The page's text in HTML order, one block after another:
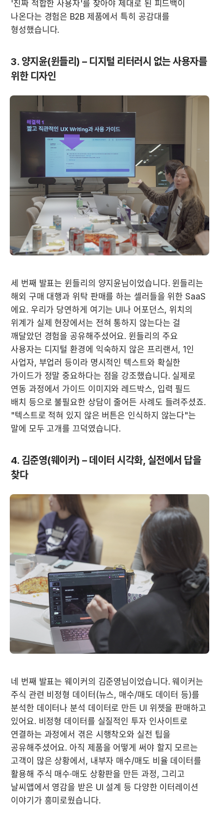
'진짜 적합한 사용자'를 찾아야 제대로 된 피드백이
나온다는 경험은 B2B 제품에서 특히 공감대를
형성했습니다.
3. 양지윤(윈들리) – 디지털 리터러시 없는 사용자를
위한 디자인
세 번째 발표는 윈들리의 양지윤님이었습니다. 윈들리는
해외 구매 대행과 위탁 판매를 하는 셀러들을 위한 SaaS
에요. 우리가 당연하게 여기는 UI나 어포던스, 위치의
위계가 실제 현장에서는 전혀 통하지 않는다는 걸
깨달았던 경험을 공유해주셨어요. 윈들리의 주요
사용자는 디지털 환경에 익숙하지 않은 프리랜서, 1인
사업자, 부업러 등이라 명시적인 텍스트와 확실한
가이드가 정말 중요하다는 점을 강조했습니다. 실제로
연동 과정에서 가이드 이미지와 레드박스, 입력 필드
배치 등으로 불필요한 상담이 줄어든 사례도 들려주셨죠.
"텍스트로 적혀 있지 않은 버튼은 인식하지 않는다"는
말에 모두 고개를 끄덕였습니다.
4. 김준영(웨이커) – 데이터 시각화, 실전에서 답을
찾다
네 번째 발표는 웨이커의 김준영님이었습니다. 웨이커는
주식 관련 비정형 데이터(뉴스, 매수/매도 데이터 등)를
분석한 데이터나 분석 데이터로 만든 UI 위젯을 판매하고
있어요. 비정형 데이터를 실질적인 투자 인사이트로
연결하는 과정에서 겪은 시행착오와 실전 팁을
공유해주셨어요. 아직 제품을 어떻게 써야 할지 모르는
고객이 많은 상황에서, 내부자 매수/매도 비율 데이터를
활용해 주식 매수·매도 상황판을 만든 과정, 그리고
날씨앱에서 영감을 받은 UI 설계 등 다양한 이터레이션
이야기가 흥미로웠습니다.